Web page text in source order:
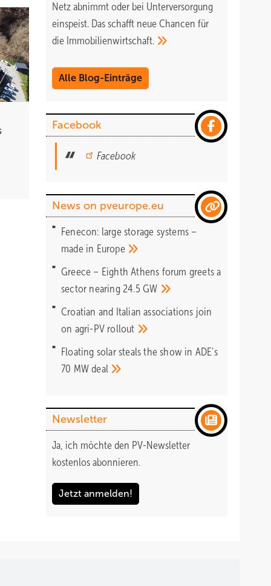
Netz abnimmt oder bei Unterversorgung
einspeist. Das schafft neue Chancen für
die Immobilienwirtschaft.
Alle Blog-Einträge
Facebook
Facebook
News on pveurope.eu
Fenecon: large storage systems –
made in Europe
Greece – Eighth Athens forum greets a
sector nearing 24.5 GW
Croatian and Italian associations join
on agri-PV rollout
Floating solar steals the show in ADE's
70 MWdeal
Newsletter
Ja, ich möchte den PV-Newsletter
kostenlos abonnieren.
Jetzt anmelden!